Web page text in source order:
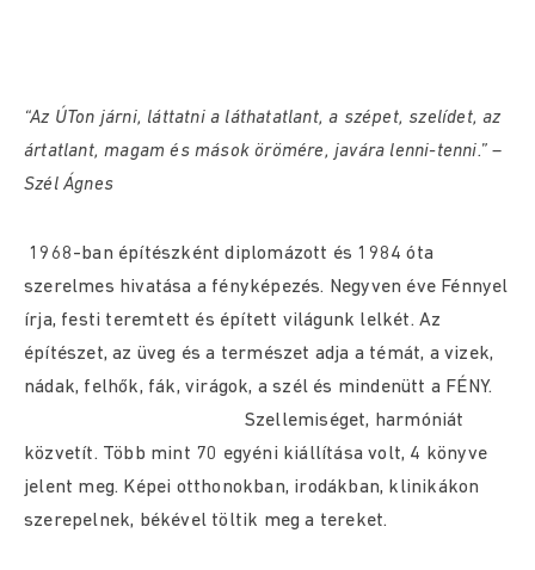
“Az ÚTon járni, láttatni a láthatatlant, a szépet, szelídet, az
ártatlant,magam és mások örömére, javára lenni-tenni.” –
Szél Ágnes
1968-ban építészként diplomázott és 1984 óta
szerelmes hivatása a fényképezés. Negyven éve Fénnyel
írja, festi teremtett és épített világunk lelkét. Az
építészet, az üveg és a természet adja a témát, a vizek,
nádak, felhők, fák, virágok, a szél és mindenütt a FÉNY.
Szellemiséget, harmóniát
közvetít. Több mint 70 egyéni kiállítása volt, 4 könyve
jelent meg. Képei otthonokban, irodákban, klinikákon
szerepelnek, békével töltik meg a tereket.